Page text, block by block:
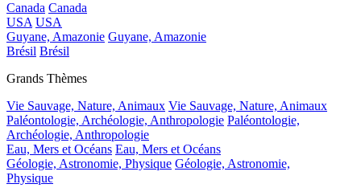
Canada Canada
USA USA
Guyane, Amazonie Guyane, Amazonie
Brésil Brésil
Grands Thèmes
Vie Sauvage, Nature, Animaux Vie Sauvage, Nature, Animaux
Paléontologie, Archéologie, Anthropologie Paléontologie,
Archéologie, Anthropologie
Eau, Mers et Océans Eau, Mers et Océans
Géologie, Astronomie, Physique Géologie, Astronomie,
Physique